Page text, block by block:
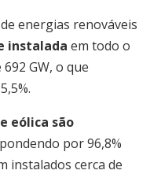
energias renováveis
instalada em todo o
GW, o que
eólica são
por 96,8%
instalados cerca de